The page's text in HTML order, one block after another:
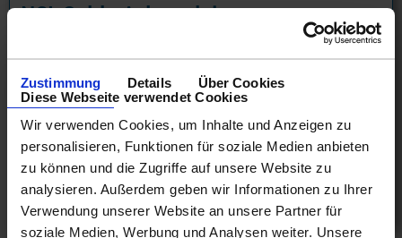
Zustimmung Details
Über Cookies
Diese Webseite verwendet Cookies
Wir verwenden Cookies, um Inhalte und Anzeigen zu
personalisieren, Funktionen für soziale Medien anbieten
zu können und die Zugriffe auf unsere Website zu
analysieren. Außerdem geben wir Informationen zu Ihrer
Verwendung unserer Website an unsere Partner für
soziale Medien, Werbung und Analysen weiter. Unsere
NCL Spirit: Asien mit langen
Aufenthalten oder Übernachtungen im
Hafen!
Fernost 12 Tage ab Yokohama - Tokio an Inchon mit
Cashback
07.10.26 - 04.03.28
ab1.580 €
am 07.10.26